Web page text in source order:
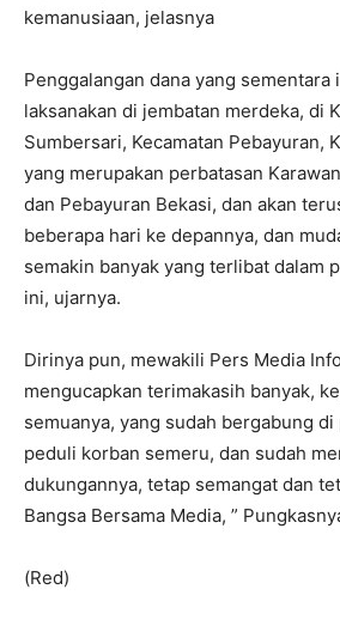
kemanusiaan, jelasnya
Penggalangan dana yang sementara
laksanakan di jembatan merdeka, di
Sumbersari, Kecamatan Pebayuran,
yang merupakan perbatasan
dan Pebayuran Bekasi, dan akan
beberapa hari ke depannya, dan
semakin banyak yang terlibat dalam
ini, ujarnya.
Dirinya pun, mewakili Pers Media
mengucapkan terimakasih banyak,
semuanya, yang sudah bergabung
peduli korban semeru, dan sudah
dukungannya, tetap semangat dan
Bangsa Bersama Media, ”
(Red)